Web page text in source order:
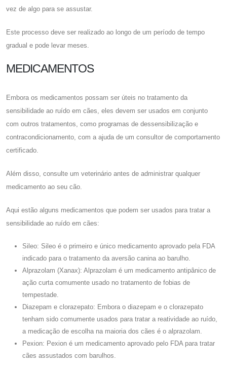
vez de algo para se assustar.
Este processo deve ser realizado ao longo de um período de tempo
gradual e pode levar meses.
MEDICAMENTOS
Embora os medicamentos possam ser úteis no tratamento da
sensibilidade ao ruído em cães, eles devem ser usados ​​em conjunto
com outros tratamentos, como programas de dessensibilização e
contracondicionamento, com a ajuda de um consultor de comportamento
certificado.
Além disso, consulte um veterinário antes de administrar qualquer
medicamento ao seu cão.
Aqui estão alguns medicamentos que podem ser usados ​​para tratar a
sensibilidade ao ruído em cães:
Sileo: Sileo é o primeiro e único medicamento aprovado pela FDA
indicado para o tratamento da aversão canina ao barulho.
Alprazolam (Xanax): Alprazolam é um medicamento antipânico de
ação curta comumente usado no tratamento de fobias de
tempestade.
Diazepam e clorazepato: Embora o diazepam e o clorazepato
tenham sido comumente usados ​​para tratar a reatividade ao ruído,
a medicação de escolha na maioria dos cães é o alprazolam.
Pexion: Pexion é um medicamento aprovado pelo FDA para tratar
cães assustados com barulhos.